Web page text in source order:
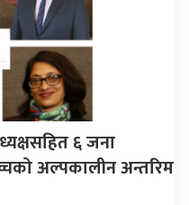
६ जना
अल्पकालीन अन्तरिम